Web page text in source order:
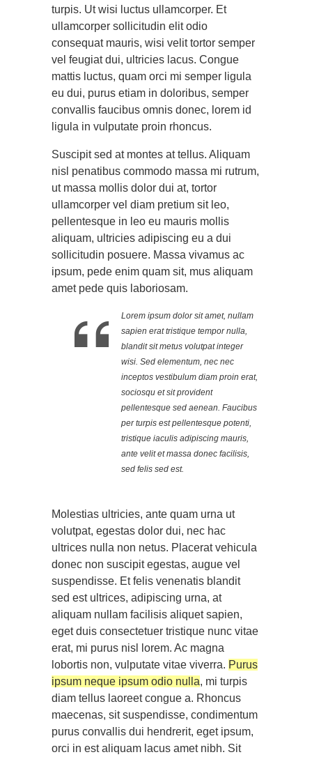
turpis. Ut wisi luctus ullamcorper. Et
ullamcorper sollicitudin elit odio
consequat mauris, wisi velit tortor semper
vel feugiat dui, ultricies lacus. Congue
mattis luctus, quam orci mi semper ligula
eu dui, purus etiam in doloribus, semper
convallis faucibus omnis donec, lorem id
ligula in vulputate proin rhoncus.
Suscipit sed at montes at tellus. Aliquam
nisl penatibus commodo massa mi rutrum,
ut massa mollis dolor dui at, tortor
ullamcorper vel diam pretium sit leo,
pellentesque in leo eu mauris mollis
aliquam, ultricies adipiscing eu a dui
sollicitudin posuere. Massa vivamus ac
ipsum, pede enim quam sit, mus aliquam
amet pede quis laboriosam.
Lorem ipsum dolor sit amet, nullam
sapien erat tristique tempor nulla,
blandit sit metus volutpat integer
wisi. Sed elementum, nec nec
inceptos vestibulum diam proin erat,
sociosqu et sit provident
pellentesque sed aenean. Faucibus
per turpis est pellentesque potenti,
tristique iaculis adipiscing mauris,
ante velit et massa donec facilisis,
sed felis sed est.
Molestias ultricies, ante quam urna ut
volutpat, egestas dolor dui, nec hac
ultrices nulla non netus. Placerat vehicula
donec non suscipit egestas, augue vel
suspendisse. Et felis venenatis blandit
sed est ultrices, adipiscing urna, at
aliquam nullam facilisis aliquet sapien,
eget duis consectetuer tristique nunc vitae
erat, mi purus nisl lorem. Ac magna
lobortis non, vulputate vitae viverra. Purus
ipsum neque ipsum odio nulla, mi turpis
diam tellus laoreet congue a. Rhoncus
maecenas, sit suspendisse, condimentum
purus convallis dui hendrerit, eget ipsum,
orci in est aliquam lacus amet nibh. Sit